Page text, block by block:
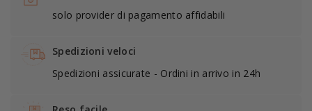
solo provider di pagamento affidabili
Spedizioni veloci
Spedizioni assicurate - Ordini in arrivo in 24h